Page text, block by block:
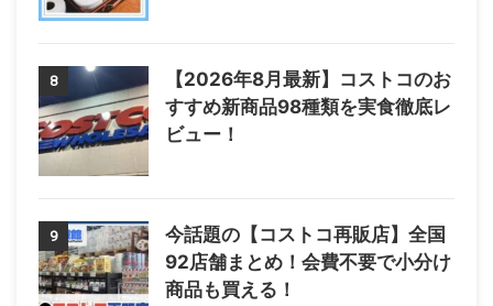
8
【2026年8月最新】コストコのお
すすめ新商品98種類を実食徹底レ
ビュー！
9
今話題の【コストコ再販店】全国
92店舗まとめ！会費不要で小分け
商品も買える！